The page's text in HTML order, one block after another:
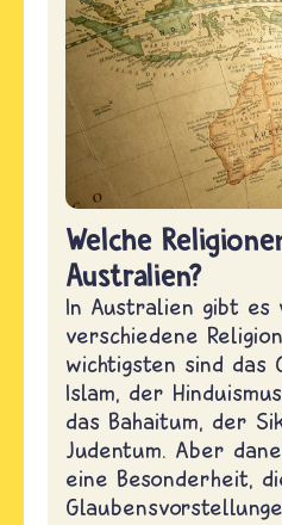
Welche
Australien?
In Australien gibt es
verschiedene
wichtigsten sind das
Islam, der
das Bahaitum, der
Judentum. Aber
eine Besonderheit,